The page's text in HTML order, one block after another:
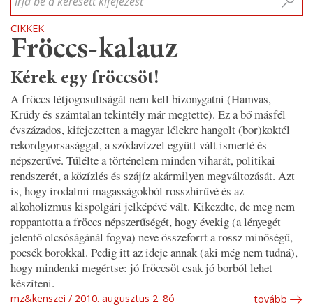
CIKKEK
Fröccs-kalauz
Kérek egy fröccsöt!
A fröccs létjogosultságát nem kell bizonygatni (Hamvas,
Krúdy és számtalan tekintély már megtette). Ez a bő másfél
évszázados, kifejezetten a magyar lélekre hangolt (bor)koktél
rekordgyorsasággal, a szódavízzel együtt vált ismerté és
népszerűvé. Túlélte a történelem minden viharát, politikai
rendszerét, a közízlés és szájíz akármilyen megváltozását. Azt
is, hogy irodalmi magasságokból rosszhírűvé és az
alkoholizmus kispolgári jelképévé vált. Kikezdte, de meg nem
roppantotta a fröccs népszerűségét, hogy évekig (a lényegét
jelentő olcsóságánál fogva) neve összeforrt a rossz minőségű,
pocsék borokkal. Pedig itt az ideje annak (aki még nem tudná),
hogy mindenki megértse: jó fröccsöt csak jó borból lehet
készíteni.
mz&kenszei 2010. augusztus 2. 8ó tovább